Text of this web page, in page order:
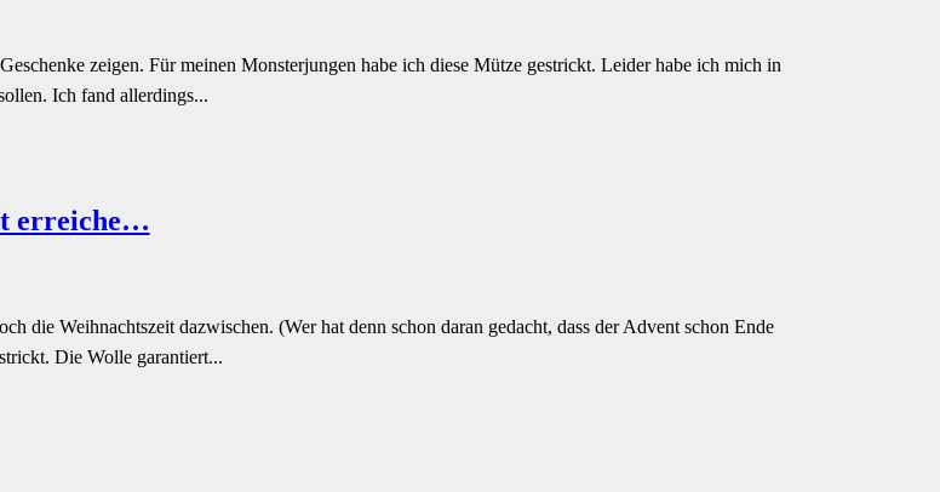
zeigen. Für meinen Monsterjungen habe ich diese Mütze gestrickt. Leider habe ich mich in
Ich fand allerdings...
erreiche…
die Weihnachtszeit dazwischen. (Wer hat denn schon daran gedacht, dass der Advent schon Ende
Die Wolle garantiert...